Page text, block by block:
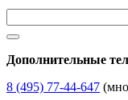
Дополнительные
8 (495) 77-44-647